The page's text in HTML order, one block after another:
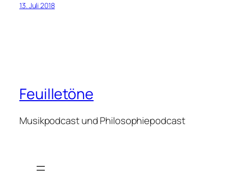
13. Juli 2018
Feuilletöne
Musikpodcast und Philosophiepodcast